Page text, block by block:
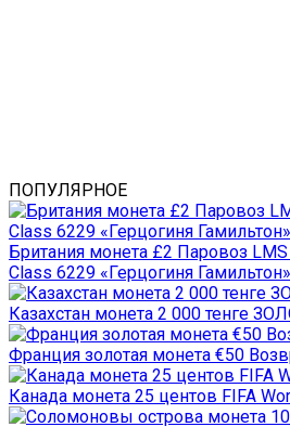
ПОПУЛЯРНОЕ
Британия монета £2 Паровоз
Class 6229 «Герцогиня Гамильтон»
Казахстан монета 2 000 тенге
Франция золотая монета €50
Канада монета 25 центов FIFA